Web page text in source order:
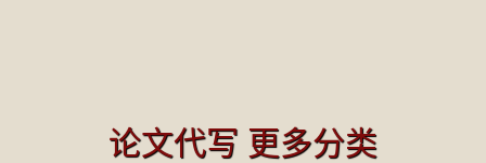
论文代写 更多分类